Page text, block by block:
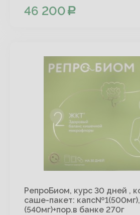
46 200
РепроБиом, курс 30 дней ,
саше-пакет:
(540мг)+пор.в банке 270г